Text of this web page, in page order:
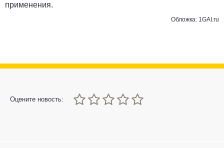
применения.
Обложка: 1GAI.ru
Оцените новость:
0
1 3 4 5